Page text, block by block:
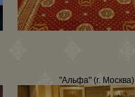
"Альфа" (г. Москва)